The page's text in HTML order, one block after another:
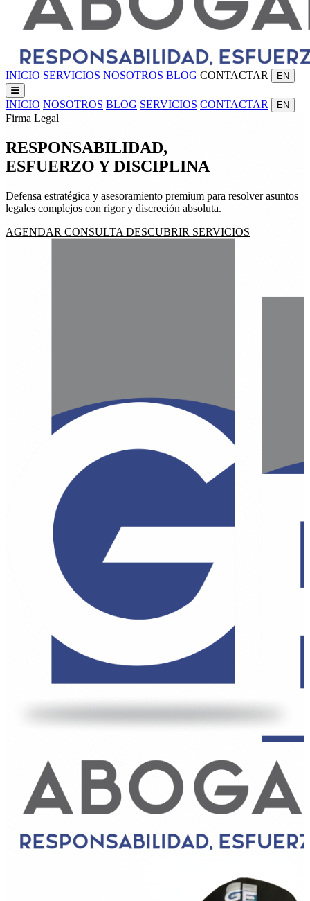
INICIO SERVICIOS NOSOTROS BLOG CONTACTAR EN
INICIO NOSOTROS BLOG SERVICIOS CONTACTAR EN
Firma Legal
RESPONSABILIDAD,
ESFUERZO YDISCIPLINA
Defensa estratégica y asesoramiento premium para resolver asuntos
legales complejos con rigor y discreción absoluta.
AGENDAR CONSULTA DESCUBRIR SERVICIOS